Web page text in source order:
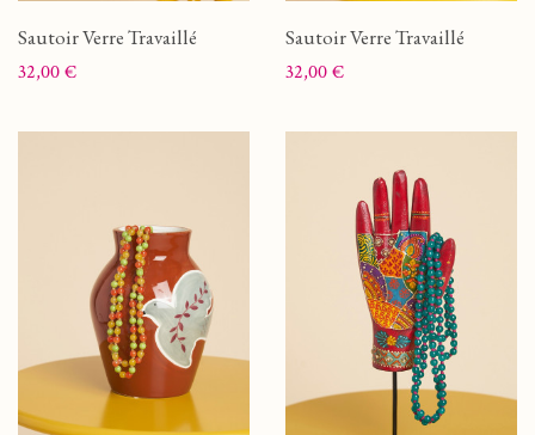
Sautoir Verre Travaillé
Prix
32,00 €
Sautoir Verre Travaillé
Prix
32,00 €